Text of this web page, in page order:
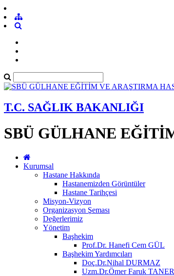
T.C. SAĞLIK BAKANLIĞI
SBÜ GÜLHANE
Kurumsal
Hastane Hakkında
Hastanemizden Görüntüler
Hastane Tarihçesi
Misyon-Vizyon
Organizasyon Şeması
Değerlerimiz
Yönetim
Başhekim
Prof.Dr. Hanefi Cem GÜL
Başhekim Yardımcıları
Doç.Dr.Nihal DURMAZ
Uzm.Dr.Ömer Faruk TANER